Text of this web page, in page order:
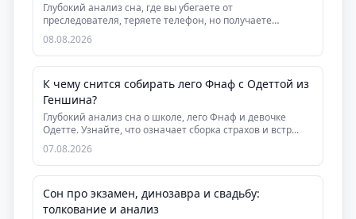
Глубокий анализ сна, где вы убегаете от
преследователя, теряете телефон, но получаете
помощь. Раскры...
08.08.2026
К чему снится собирать лего Фнаф с Одеттой из
Геншина?
Глубокий анализ сна о школе, лего Фнаф и девочке
Одетте. Узнайте, что означает сборка страхов и встр...
07.08.2026
Сон про экзамен, динозавра и свадьбу:
толкование и анализ